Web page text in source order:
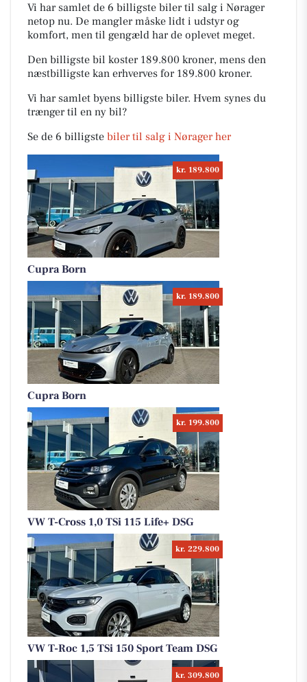
Vi har samlet de 6 billigste biler til salg i Nørager
netop nu. De mangler måske lidt i udstyr og
komfort, men til gengæld har de oplevet meget.
Den billigste bil koster 189.800 kroner, mens den
næstbilligste kan erhverves for 189.800 kroner.
Vi har samlet byens billigste biler. Hvem synes du
trænger til en ny bil?
Se de 6 billigste biler til salg i Nørager her
kr. 189.800
Cupra Born
kr. 189.800
Cupra Born
kr. 199.800
VW T-Cross 1,0 TSi 115 Life+ DSG
kr. 229.800
VW T-Roc 1,5 TSi 150 Sport Team DSG
kr. 309.800